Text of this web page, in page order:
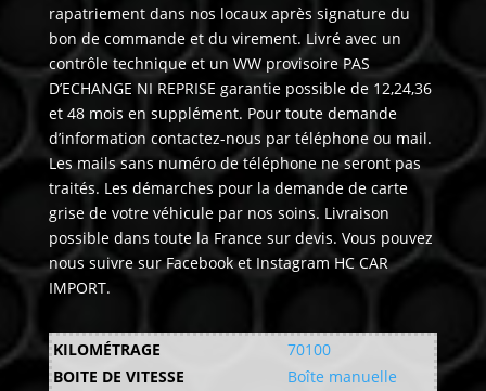
rapatriement dans nos locaux après signature du
bon de commande et du virement. Livré avec un
contrôle technique et un WW provisoire PAS
D’ECHANGE NI REPRISE garantie possible de 12,24,36
et 48 mois en supplément. Pour toute demande
d’information contactez-nous par téléphone ou mail.
Les mails sans numéro de téléphone ne seront pas
traités. Les démarches pour la demande de carte
grise de votre véhicule par nos soins. Livraison
possible dans toute la France sur devis. Vous pouvez
nous suivre sur Facebook et Instagram HC CAR
IMPORT.
KILOMÉTRAGE
70100
BOITE DE VITESSE
Boîte manuelle